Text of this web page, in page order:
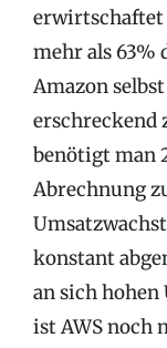
erwirtschaftet
mehr als 63%
Amazon
erschreckend
benötigt man
Abrechnung
konstant
an sich hohen
ist AWS noch